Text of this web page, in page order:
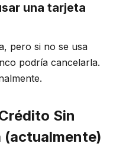
una tarjeta
pero si no se usa
podría cancelarla.
Sin
(actualmente)